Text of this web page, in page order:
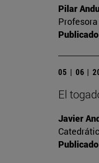
Pilar
05 | 06 |
El
Javier